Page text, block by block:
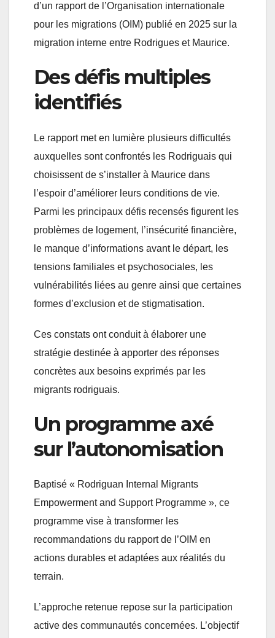
d’un rapport de l’Organisation internationale
pour les migrations (OIM) publié en 2025 sur la
migration interne entre Rodrigues et Maurice.
Des défis multiples
identifiés
Le rapport met en lumière plusieurs difficultés
auxquelles sont confrontés les Rodriguais qui
choisissent de s’installer à Maurice dans
l’espoir d’améliorer leurs conditions de vie.
Parmi les principaux défis recensés figurent les
problèmes de logement, l’insécurité financière,
le manque d’informations avant le départ, les
tensions familiales et psychosociales, les
vulnérabilités liées au genre ainsi que certaines
formes d’exclusion et de stigmatisation.
Ces constats ont conduit à élaborer une
stratégie destinée à apporter des réponses
concrètes aux besoins exprimés par les
migrants rodriguais.
Un programme axé
sur l’autonomisation
Baptisé « Rodriguan Internal Migrants
Empowerment and Support Programme », ce
programme vise à transformer les
recommandations du rapport de l’OIM en
actions durables et adaptées aux réalités du
terrain.
L’approche retenue repose sur la participation
active des communautés concernées. L’objectif